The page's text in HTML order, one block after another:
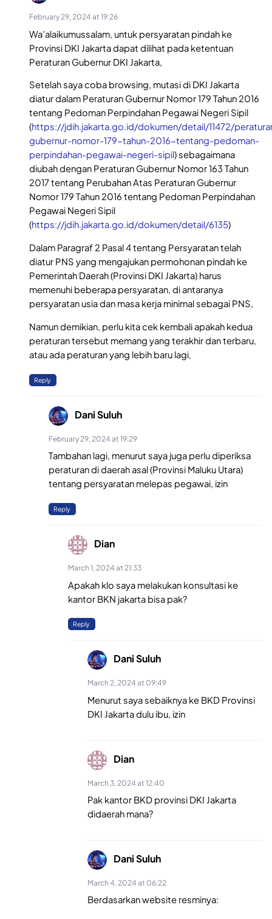
February 29, 2024 at 19:26
Wa’alaikumussalam, untuk persyaratan pindah ke
Provinsi DKI Jakarta dapat dilihat pada ketentuan
Peraturan Gubernur DKI Jakarta,
Setelah saya coba browsing, mutasi di DKI Jakarta
diatur dalam Peraturan Gubernur Nomor 179 Tahun 2016
tentang Pedoman Perpindahan Pegawai Negeri Sipil
(https://jdih.jakarta.go.id/dokumen/detail/11472/
gubernur-nomor-179-tahun-2016-tentang-pedoman-
perpindahan-pegawai-negeri-sipil) sebagaimana
diubah dengan Peraturan Gubernur Nomor 163 Tahun
2017 tentang Perubahan Atas Peraturan Gubernur
Nomor 179 Tahun 2016 tentang Pedoman Perpindahan
Pegawai Negeri Sipil
(https://jdih.jakarta.go.id/dokumen/detail/6135)
Dalam Paragraf 2 Pasal 4 tentang Persyaratan telah
diatur PNS yang mengajukan permohonan pindah ke
Pemerintah Daerah (Provinsi DKI Jakarta) harus
memenuhi beberapa persyaratan, di antaranya
persyaratan usia dan masa kerja minimal sebagai PNS,
Namun demikian, perlu kita cek kembali apakah kedua
peraturan tersebut memang yang terakhir dan terbaru,
atau ada peraturan yang lebih baru lagi,
Reply
Dani Suluh
February 29, 2024 at 19:29
Tambahan lagi, menurut saya juga perlu diperiksa
peraturan di daerah asal (Provinsi Maluku Utara)
tentang persyaratan melepas pegawai, izin
Reply
Dian
March 1, 2024 at 21:33
Apakah klo saya melakukan konsultasi ke
kantor BKN jakarta bisa pak?
Reply
Dani Suluh
March 2, 2024 at 09:49
Menurut saya sebaiknya ke BKD Provinsi
DKI Jakarta dulu ibu, izin
Dian
March 3, 2024 at 12:40
Pak kantor BKD provinsi DKI Jakarta
didaerah mana?
Dani Suluh
March 4, 2024 at 06:22
Berdasarkan website resminya: